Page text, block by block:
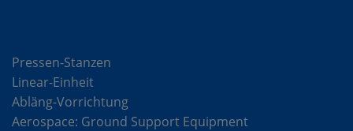
Pressen-Stanzen
Linear-Einheit
Abläng-Vorrichtung
Aerospace: Ground Support Equipment